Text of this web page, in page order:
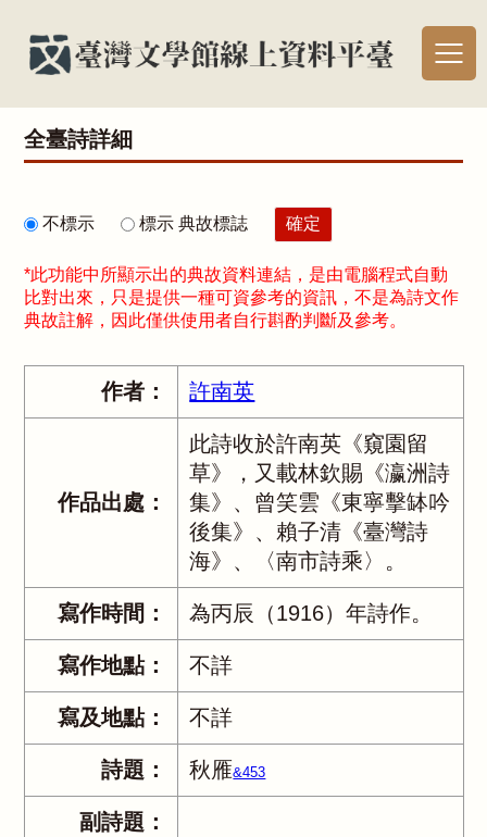
全臺詩詳細
不標示 標示 典故標誌
*此功能中所顯示出的典故資料連結，是由電腦程式自動
比對出來，只是提供一種可資參考的資訊，不是為詩文作
典故註解，因此僅供使用者自行斟酌判斷及參考。
作者： 許南英
作品出處：
此詩收於許南英《窺園留
草》，又載林欽賜《瀛洲詩
集》、曾笑雲《東寧擊缽吟
後集》、賴子清《臺灣詩
海》、〈南市詩乘〉。
寫作時間： 為丙辰（1916）年詩作。
寫作地點： 不詳
寫及地點： 不詳
詩題： 秋雁&453
副詩題：